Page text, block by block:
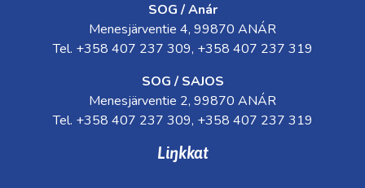
SOG / Anár
Menesjärventie 4, 99870 ANÁR
Tel. +358 407 237 309, +358 407 237 319
SOG / SAJOS
Menesjärventie 2, 99870 ANÁR
Tel. +358 407 237 309, +358 407 237 319
Liŋkkat